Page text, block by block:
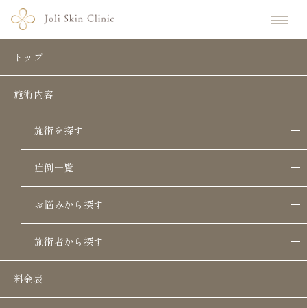
トップ
施術内容
施術を探す
症例一覧
お悩みから探す
施術者から探す
料金表
たるみデバイス×肌育注射の症例写真